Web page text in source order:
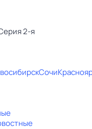
2-я
Сочи